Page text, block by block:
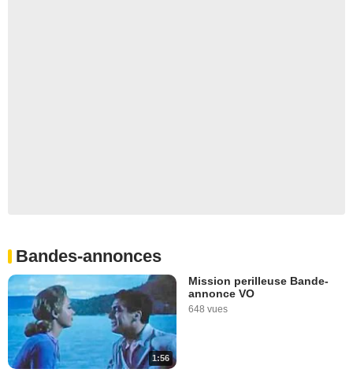
Bandes-annonces
1:56
Mission perilleuse Bande-
annonce VO
648 vues